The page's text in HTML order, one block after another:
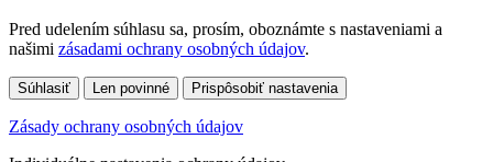
Pred udelením súhlasu sa, prosím, oboznámte s nastaveniami a
našimi zásadami ochrany osobných údajov.
Súhlasiť Len povinné Prispôsobiť nastavenia
Zásady ochrany osobných údajov